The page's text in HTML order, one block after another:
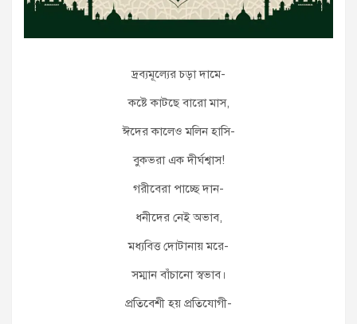
দ্রব্যমূল্যের চড়া দামে-
কষ্টে কাটছে বারো মাস,
ঈদের কালেও মলিন হাসি-
বুকভরা এক দীর্ঘশ্বাস!
গরীবেরা পাচ্ছে দান-
ধনীদের নেই অভাব,
মধ্যবিত্ত দোটানায় মরে-
সম্মান বাঁচানো স্বভাব।
প্রতিবেশী হয় প্রতিযোগী-